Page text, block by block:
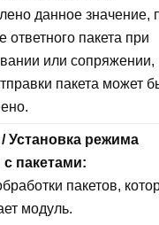
данное значение,
ответного пакета при
или сопряжении,
пакета может
Установка режима
пакетами:
пакетов,
модуль.